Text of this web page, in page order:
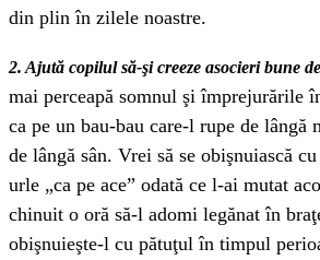
din plin în zilele noastre.
2. Ajută copilul să-şi creeze asocieri bune
mai perceapă somnul şi împrejurările
ca pe un bau-bau care-l rupe de lângă
de lângă sân. Vrei să se obişnuiască
urle „ca pe ace” odată ce l-ai mutat
chinuit o oră să-l adomi legănat în
obişnuieşte-l cu pătuţul în timpul